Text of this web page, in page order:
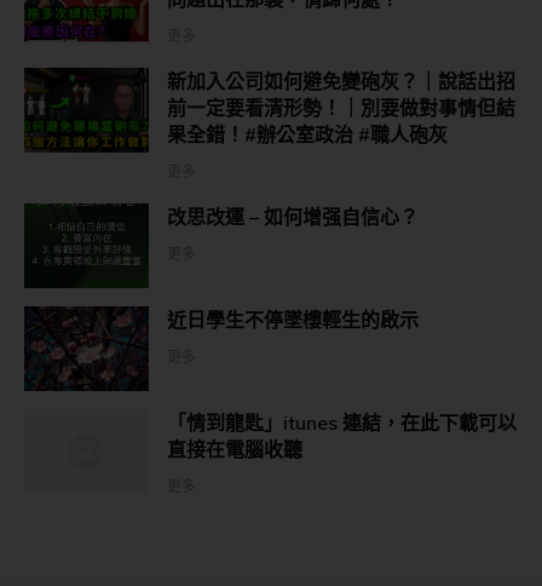
新加入公司如何避免變砲灰？｜說話出招
前一定要看清形勢！｜別要做對事情但結
果全錯！#辦公室政治 #職人砲灰
改思改運 – 如何增强自信心？
近日學生不停墜樓輕生的啟示
「情到龍匙」itunes 連結，在此下載可以
直接在電腦收聽